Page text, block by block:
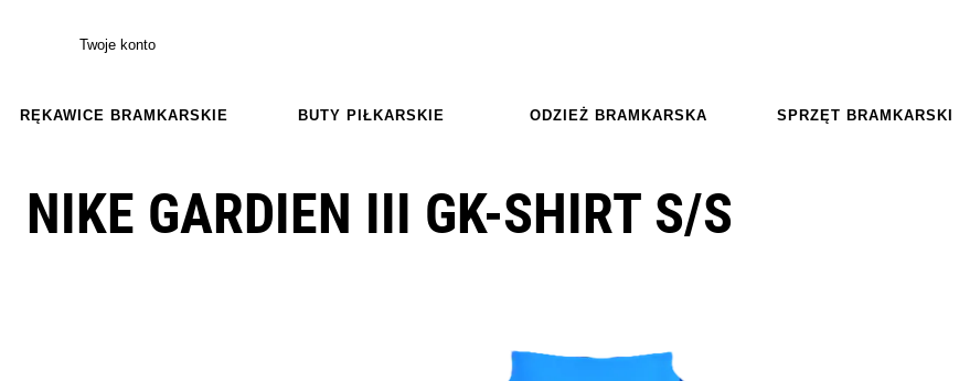
Twoje konto
RĘKAWICE BRAMKARSKIE BUTY PIŁKARSKIE ODZIEŻ BRAMKARSKA SPRZĘT BRAMKARSKI
NIKE GARDIEN III GK-SHIRT S/S